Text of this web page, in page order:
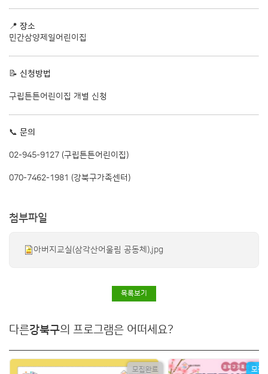
📍 장소
민간삼양제일어린이집
📝 신청방법
구립튼튼어린이집 개별 신청
📞 문의
02-945-9127 (구립튼튼어린이집)
070-7462-1981 (강북구가족센터)
첨부파일
아버지교실(삼각산어울림 공동체).jpg
목록보기
다른강북구의 프로그램은 어떠세요?
모집완료 모집